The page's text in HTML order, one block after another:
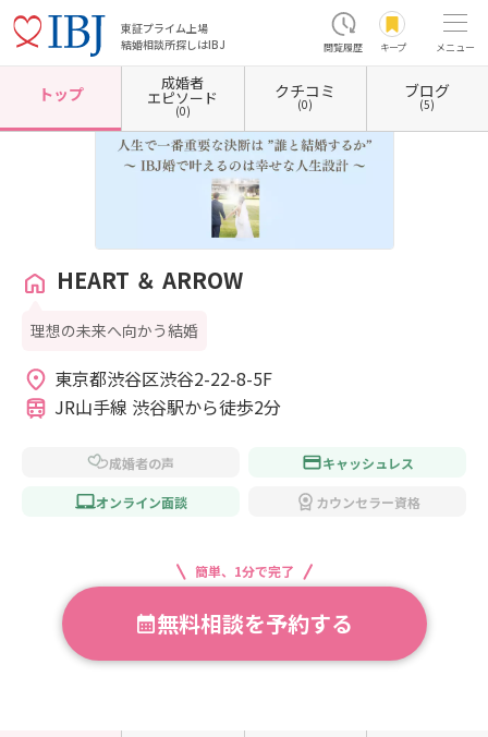
東証プライム上場
結婚相談所探しはIBJ
閲覧履歴 キープ メニュー
ホーム 東京都の結婚相談所 東京都渋谷区 HEART ＆ ARROW
トップ
成婚者
エピソード
(0)
クチコミ
(0)
ブログ
(5)
HEART ＆ ARROW
理想の未来へ向かう結婚
JR山手線 渋谷駅から徒歩2分
成婚者の声 キャッシュレス
オンライン面談 カウンセラー資格
簡単、1分で完了
無料相談を予約する